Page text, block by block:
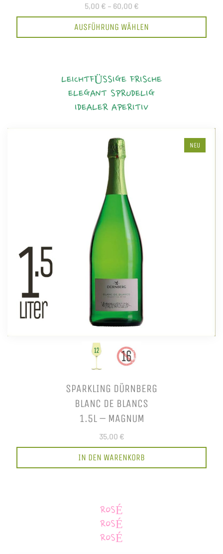
5,00 € – 60,00 €
AUSFÜHRUNG WÄHLEN
LEICHTFÜSSIGE FRISCHE
ELEGANT SPRUDELIG
IDEALER APERITIV
NEU
SPARKLING DÜRNBERG
BLANC DE BLANCS
1.5L – MAGNUM
35,00 €
IN DEN WARENKORB
ROSÉ
ROSÉ
ROSÉ